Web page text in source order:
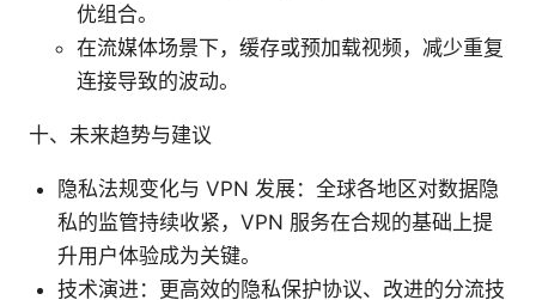
优组合。
在流媒体场景下，缓存或预加载视频，减少重复
连接导致的波动。
十、未来趋势与建议
隐私法规变化与 VPN 发展：全球各地区对数据隐
私的监管持续收紧，VPN 服务在合规的基础上提
升用户体验成为关键。
技术演进：更高效的隐私保护协议、改进的分流技